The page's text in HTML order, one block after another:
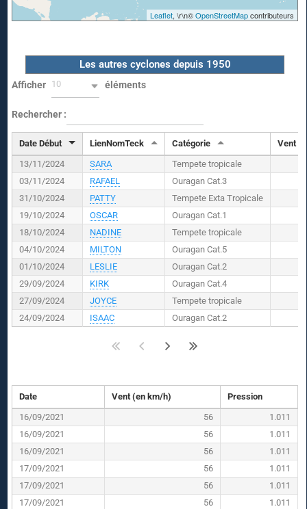
Leaflet, \r\n©OpenStreetMapcontributeurs
Les autres cyclones depuis 1950
Afficher 10 éléments
Rechercher :
Date Début LienNomTeck Catégorie Vent (
13/11/2024
SARA
Tempete tropicale
03/11/2024
RAFAEL
Ouragan Cat.3
31/10/2024
PATTY
Tempete Exta Tropicale
19/10/2024
OSCAR
Ouragan Cat.1
18/10/2024
NADINE
Tempete tropicale
04/10/2024
MILTON
Ouragan Cat.5
01/10/2024
LESLIE
Ouragan Cat.2
29/09/2024
KIRK
Ouragan Cat.4
27/09/2024
JOYCE
Tempete tropicale
24/09/2024
ISAAC Ouragan Cat.2
Date Vent (en km/h)
Pression
16/09/2021
56
1.011
16/09/2021
56
1.011
16/09/2021
56
1.011
17/09/2021
56
1.011
17/09/2021
56
1.011
17/09/2021
56
1.011